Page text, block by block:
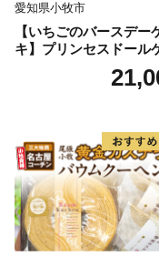
波佐見町、平戸市、
町）
【お問い合わせ先】
電話 050-1707-9329
E-mail:
愛知県小牧市
【いちごのバースデー
キ】プリンセスドール
日時指定可 スイーツ デ
ト 洋菓子 お取り寄せ
デコレーションケーキ
ルケーキ 人形 かわい
も